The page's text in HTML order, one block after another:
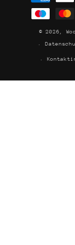
© 2026,